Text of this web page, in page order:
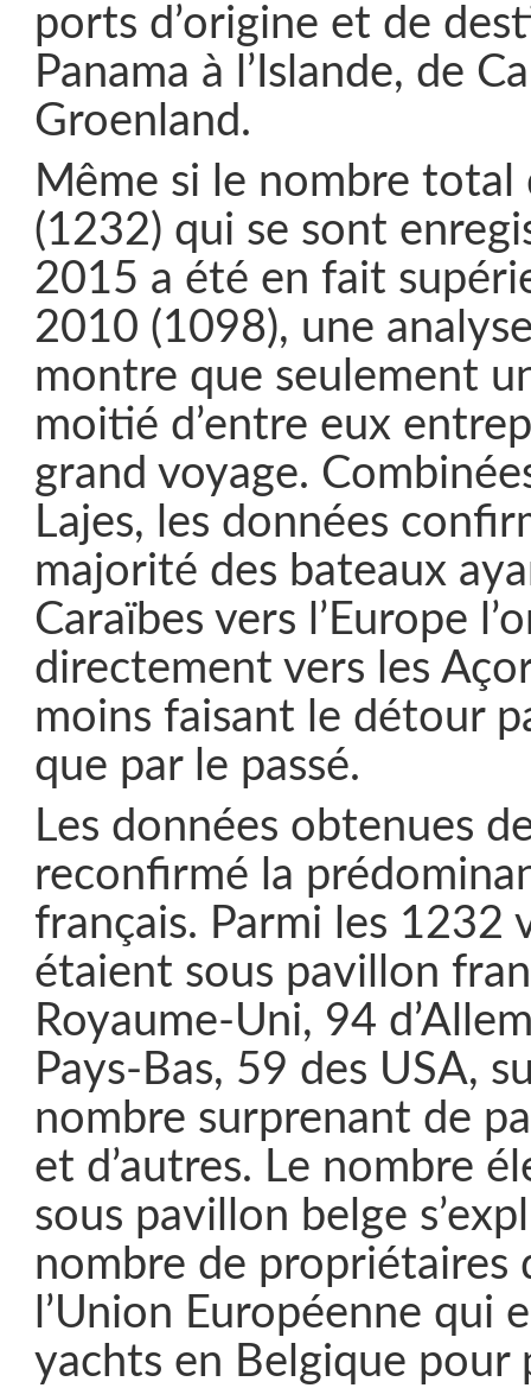
ports d’origine et de
Panama à l’Islande, de
Groenland.
Même si le nombre total
(1232) qui se sont
2015 a été en fait
2010 (1098), une
montre que seulement
moitié d’entre eux
grand voyage.
Lajes, les données
majorité des bateaux
Caraïbes vers l’Europe
directement vers les
moins faisant le détour
que par le passé.
Les données obtenues
reconfirmé la
français. Parmi les 1232
étaient sous pavillon
Royaume-Uni, 94
Pays-Bas, 59 des USA,
nombre surprenant de
et d’autres. Le nombre
sous pavillon belge
nombre de propriétaires
l’Union Européenne qui
yachts en Belgique pour